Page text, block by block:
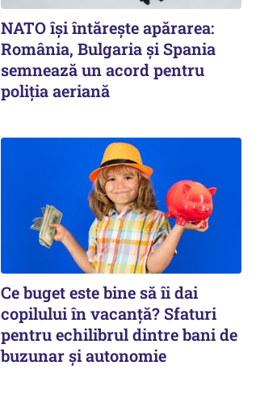
NATO își întărește apărarea:
România, Bulgaria și Spania
semnează un acord pentru
poliția aeriană
Ce buget este bine să îi dai
copilului în vacanță? Sfaturi
pentru echilibrul dintre bani de
buzunar și autonomie